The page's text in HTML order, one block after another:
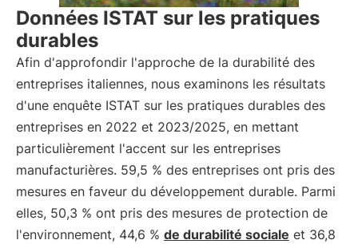
Données ISTAT sur les pratiques
durables
Afin d'approfondir l'approche de la durabilité des
entreprises italiennes, nous examinons les résultats
d'une enquête ISTAT sur les pratiques durables des
entreprises en 2022 et 2023/2025, en mettant
particulièrement l'accent sur les entreprises
manufacturières. 59,5 % des entreprises ont pris des
mesures en faveur du développement durable. Parmi
elles, 50,3 % ont pris des mesures de protection de
l'environnement, 44,6 % de durabilité sociale et 36,8